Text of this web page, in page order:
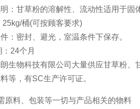
甘草粉的溶解性、流动性适用于固
桶(可按顾客要求)
密封、避光，室温条件下保存。
24个月
物科技有限公司大量供应甘草粉、甘
等，有SC生产许可证。
料、包装等一切与产品相关的物料